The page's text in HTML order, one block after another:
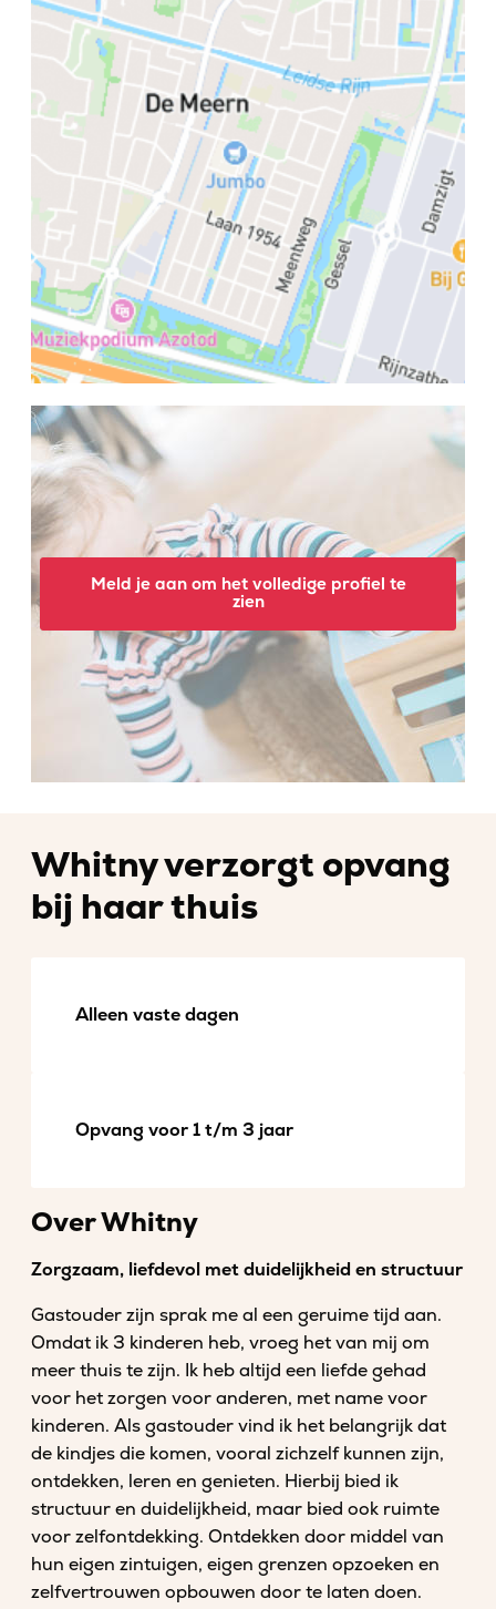
Meld je aan om het volledige profiel te
zien
Whitny verzorgt opvang
bij haar thuis
Alleen vaste dagen
Opvang voor 1 t/m 3 jaar
Over Whitny
Zorgzaam, liefdevol met duidelijkheid en structuur
Gastouder zijn sprak me al een geruime tijd aan.
Omdat ik 3 kinderen heb, vroeg het van mij om
meer thuis te zijn. Ik heb altijd een liefde gehad
voor het zorgen voor anderen, met name voor
kinderen. Als gastouder vind ik het belangrijk dat
de kindjes die komen, vooral zichzelf kunnen zijn,
ontdekken, leren en genieten. Hierbij bied ik
structuur en duidelijkheid, maar bied ook ruimte
voor zelfontdekking. Ontdekken door middel van
hun eigen zintuigen, eigen grenzen opzoeken en
zelfvertrouwen opbouwen door te laten doen.